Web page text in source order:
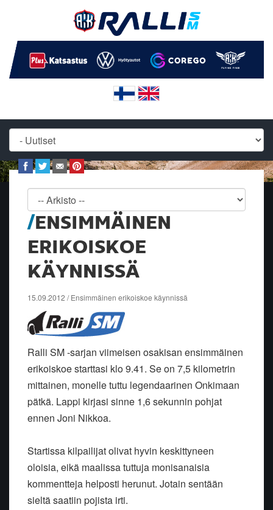
ENSIMMÄINEN
ERIKOISKOE
KÄYNNISSÄ
15.09.2012 / Ensimmäinen erikoiskoe käynnissä
Ralli SM -sarjan viimeisen osakisan ensimmäinen
erikoiskoe starttasi klo 9.41. Se on 7,5 kilometrin
mittainen, monelle tuttu legendaarinen Onkimaan
pätkä. Lappi kirjasi sinne 1,6 sekunnin pohjat
ennen Joni Nikkoa.
Startissa kilpailijat olivat hyvin keskittyneen
oloisia, eikä maalissa tuttuja monisanaisia
kommentteja helposti herunut. Jotain sentään
sieltä saatiin pojista irti.